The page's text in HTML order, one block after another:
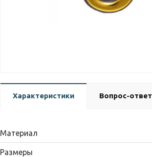
Характеристики Вопрос-ответ
Материал
Размеры